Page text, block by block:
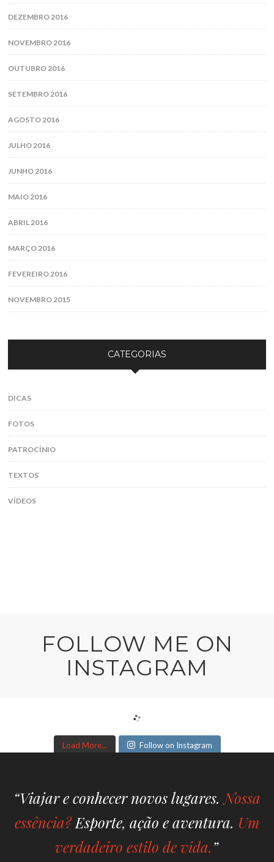
DEZEMBRO 2016
NOVEMBRO 2016
OUTUBRO 2016
SETEMBRO 2016
AGOSTO 2016
JULHO 2016
JUNHO 2016
MAIO 2016
ABRIL 2016
MARÇO 2016
FEVEREIRO 2016
NOVEMBRO 2015
CATEGORIAS
DICAS
FOTOS
PATROCÍNIO
TEXTOS
VÍDEOS
FOLLOW ME ON
INSTAGRAM
Load More... Follow on Instagram
“Viajar e conhecer novos lugares.Nossa
essência?Esporte, ação e aventura. Um
verdadeiro estilo de vida.”